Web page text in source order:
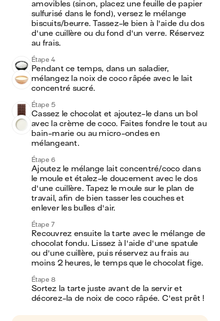
amovibles (sinon, placez une feuille de papier
sulfurisé dans le fond), versez le mélange
biscuits/beurre. Tassez-le bien à l'aide du dos
d'une cuillère ou du fond d'un verre. Réservez
au frais.
Étape 4
Pendant ce temps, dans un saladier,
mélangez la noix de coco râpée avec le lait
concentré sucré.
Étape 5
Cassez le chocolat et ajoutez-le dans un bol
avec la crème de coco. Faites fondre le tout au
bain-marie ou au micro-ondes en
mélangeant.
Étape 6
Ajoutez le mélange lait concentré/coco dans
le moule et étalez-le doucement avec le dos
d'une cuillère. Tapez le moule sur le plan de
travail, afin de bien tasser les couches et
enlever les bulles d'air.
Étape 7
Recouvrez ensuite la tarte avec le mélange de
chocolat fondu. Lissez à l'aide d'une spatule
ou d'une cuillère, puis réservez au frais au
moins 2 heures, le temps que le chocolat fige.
Étape 8
Sortez la tarte juste avant de la servir et
décorez-la de noix de coco râpée. C'est prêt !